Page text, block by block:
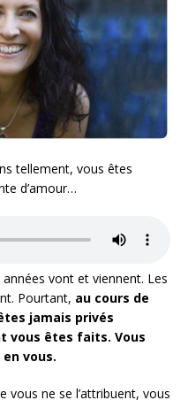
tellement, vous êtes
d’amour…
vont et viennent. Les
Pourtant, au cours de
jamais privés
vous êtes faits. Vous
vous.
vous ne se l’attribuent, vous